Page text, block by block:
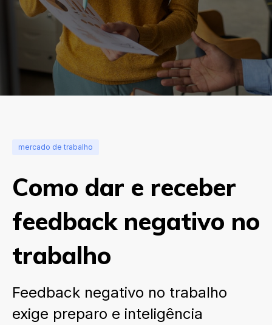
mercado de trabalho
Como dar e receber
feedback negativo no
trabalho
Feedback negativo no trabalho
exige preparo e inteligência